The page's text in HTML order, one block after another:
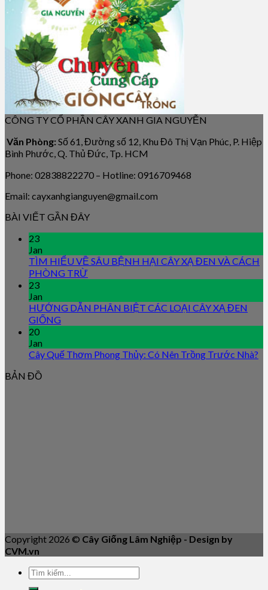
CÔNG TY CỔ PHẦN CÂY XANH GIA NGUYỄN
Văn Phòng: Số 61, Đường số 12, Khu Đô Thị Vạn Phúc, P. Hiệp
Bình Phước, Q. Thủ Đức, Tp. HCM
Phone: 02838822270 – Hotline: 0916709468
Email: cayxanhgianguyen@gmail.com
BÀI VIẾT GẦN ĐÂY
23
Jan
TÌM HIỂU VỀ SÂU BỆNH HẠI CÂY XẠ ĐEN VÀ CÁCH
PHÒNG TRỪ
23
Jan
HƯỚNG DẪN PHÂN BIỆT CÁC LOẠI CÂY XẠ ĐEN
GIỐNG
20
Jan
Cây Quế Thơm Phong Thủy: Có Nên Trồng Trước Nhà?
BẢN ĐỒ
Copyright 2026 © Cây Giống Lâm Nghiệp - Design by
CVM.vn